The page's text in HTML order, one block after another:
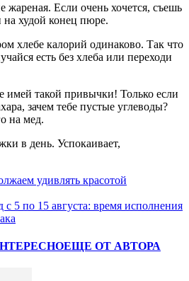
Если очень хочется, съешь
худой конец пюре.
хлебе калорий одинаково. Так что
есть без хлеба или переходи
имей такой привычки! Только если
зачем тебе пустые углеводы?
на мед.
в день. Успокаивает,
удивлять красотой
с 5 по 15 августа: время исполнения
ЕЩЕ ОТ АВТОРА